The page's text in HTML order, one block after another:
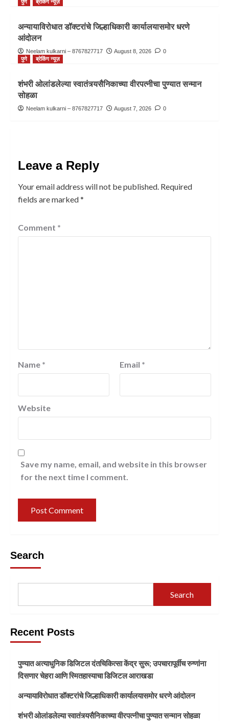
पुणे ब्रेकिंग न्यूज़
अन्यायाविरोधात डॉक्टरांचे जिल्हाधिकारी कार्यालयासमोर धरणे
आंदोलन
Neelam kulkarni – 8767827717 August 8, 2026
0
पुणे
ब्रेकिंग न्यूज़
शंभरी ओलांडलेल्या स्वातंत्र्यसैनिकाच्या वीरपत्नीचा पुण्यात सन्मान
सोहळा
Neelam kulkarni – 8767827717 August 7, 2026 0
Leave a Reply
Your email address will not be published. Required
fields are marked*
Comment *
Name * Email *
Website
Save my name, email, and website in this browser
for the next time I comment.
Search
Search
Recent Posts
पुण्यात अत्याधुनिक डिजिटल दंतचिकित्सा केंद्र सुरू; उपचारापूर्वीच रुग्णांना
दिसणार चेहरा आणि स्मितहास्याचा डिजिटल आराखडा
अन्यायाविरोधात डॉक्टरांचे जिल्हाधिकारी कार्यालयासमोर धरणे आंदोलन
शंभरी ओलांडलेल्या स्वातंत्र्यसैनिकाच्या वीरपत्नीचा पुण्यात सन्मान सोहळा